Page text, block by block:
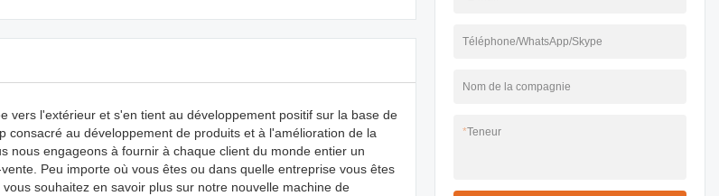
vers l'extérieur et s'en tient au développement positif sur la base de
au développement de produits et à l'amélioration de la
nous engageons à fournir à chaque client du monde entier un
Peu importe où vous êtes ou dans quelle entreprise vous êtes
souhaitez en savoir plus sur notre nouvelle machine de
Téléphone/WhatsApp/Skype
Nom de la compagnie
*Teneur